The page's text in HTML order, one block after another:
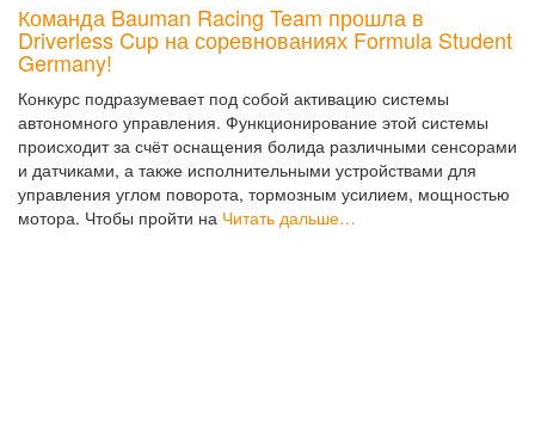
Команда Bauman Racing Team прошла в
Driverless Cup на соревнованиях Formula Student
Germany!
Конкурс подразумевает под собой активацию системы
автономного управления. Функционирование этой системы
происходит за счёт оснащения болида различными сенсорами
и датчиками, а также исполнительными устройствами для
управления углом поворота, тормозным усилием, мощностью
мотора. Чтобы пройти на Читать дальше…